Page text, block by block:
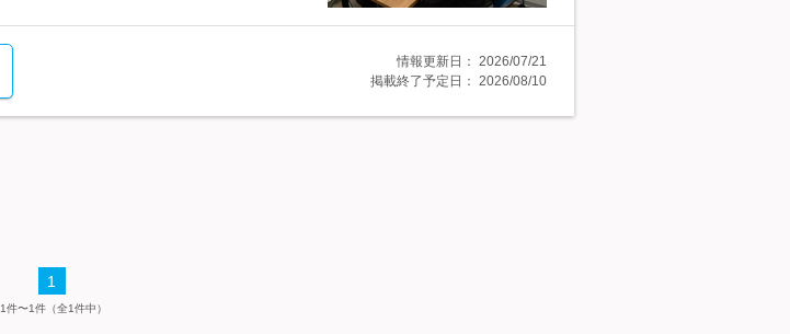
情報更新日： 2026/07/21
掲載終了予定日： 2026/08/10
1
1件〜1件（全1件中）